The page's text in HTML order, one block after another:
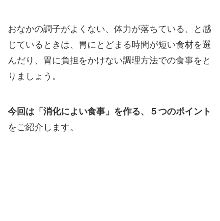
おなかの調子がよくない、体力が落ちている、と感
じているときは、胃にとどまる時間が短い食材を選
んだり、胃に負担をかけない調理方法での食事をと
りましょう。
今回は「消化によい食事」を作る、５つのポイント
をご紹介します。